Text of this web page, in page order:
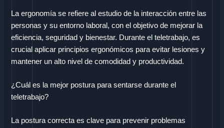
La ergonomía se refiere al estudio de la interacción entre las
personas y su entorno laboral, con el objetivo de mejorar la
eficiencia, seguridad y bienestar. Durante el teletrabajo, es
crucial aplicar principios ergonómicos para evitar lesiones y
mantener un alto nivel de comodidad y productividad.
¿Cuál es la mejor postura para sentarse durante el
teletrabajo?
La postura correcta es clave para prevenir problemas